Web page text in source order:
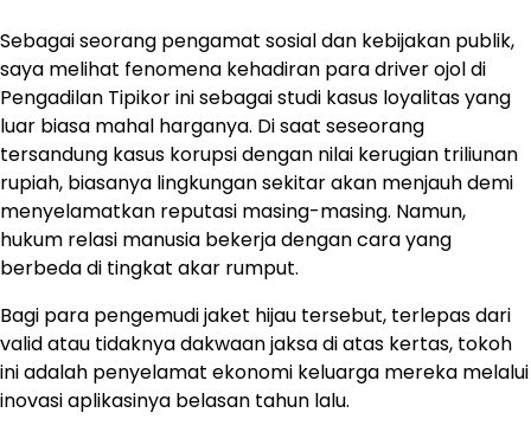
Sebagai seorang pengamat sosial dan kebijakan publik,
saya melihat fenomena kehadiran para driver ojol di
Pengadilan Tipikor ini sebagai studi kasus loyalitas yang
luar biasa mahal harganya. Di saat seseorang
tersandung kasus korupsi dengan nilai kerugian triliunan
rupiah, biasanya lingkungan sekitar akan menjauh demi
menyelamatkan reputasi masing-masing. Namun,
hukum relasi manusia bekerja dengan cara yang
berbeda di tingkat akar rumput.
Bagi para pengemudi jaket hijau tersebut, terlepas dari
valid atau tidaknya dakwaan jaksa di atas kertas, tokoh
ini adalah penyelamat ekonomi keluarga mereka melalui
inovasi aplikasinya belasan tahun lalu.